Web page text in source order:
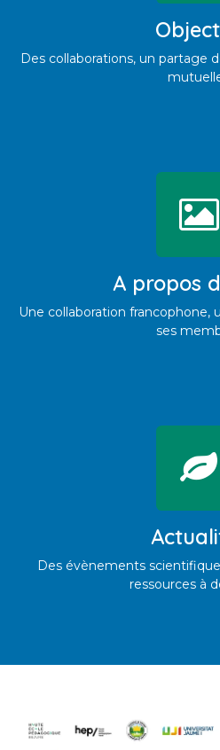
Des collaborations, un partage
A propos
Une collaboration francophone,
ses
Des évènements
ressources à